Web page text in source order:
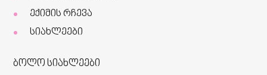
ექიმის რჩევა
სიახლეები
ბოლო სიახლეები